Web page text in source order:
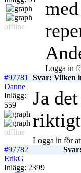
offline
Logga in
#97781 Svar: Vilken
Danne
Inlägg:
559
offline
Ja
Logga in för
#97782
ErikG
Inlägg: 2399